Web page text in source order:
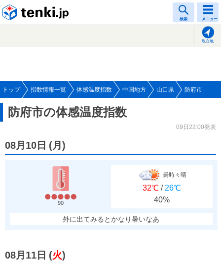
検索 メニュー
現在地
トップ 指数情報一覧 体感温度指数 中国地方 山口県 防府市
防府市の体感温度指数
09日22:00発表
08月10日 (月 )
90
曇時々晴
32℃ / 26℃
40%
外に出てみるとかなり暑いなあ
08月11日 (火)